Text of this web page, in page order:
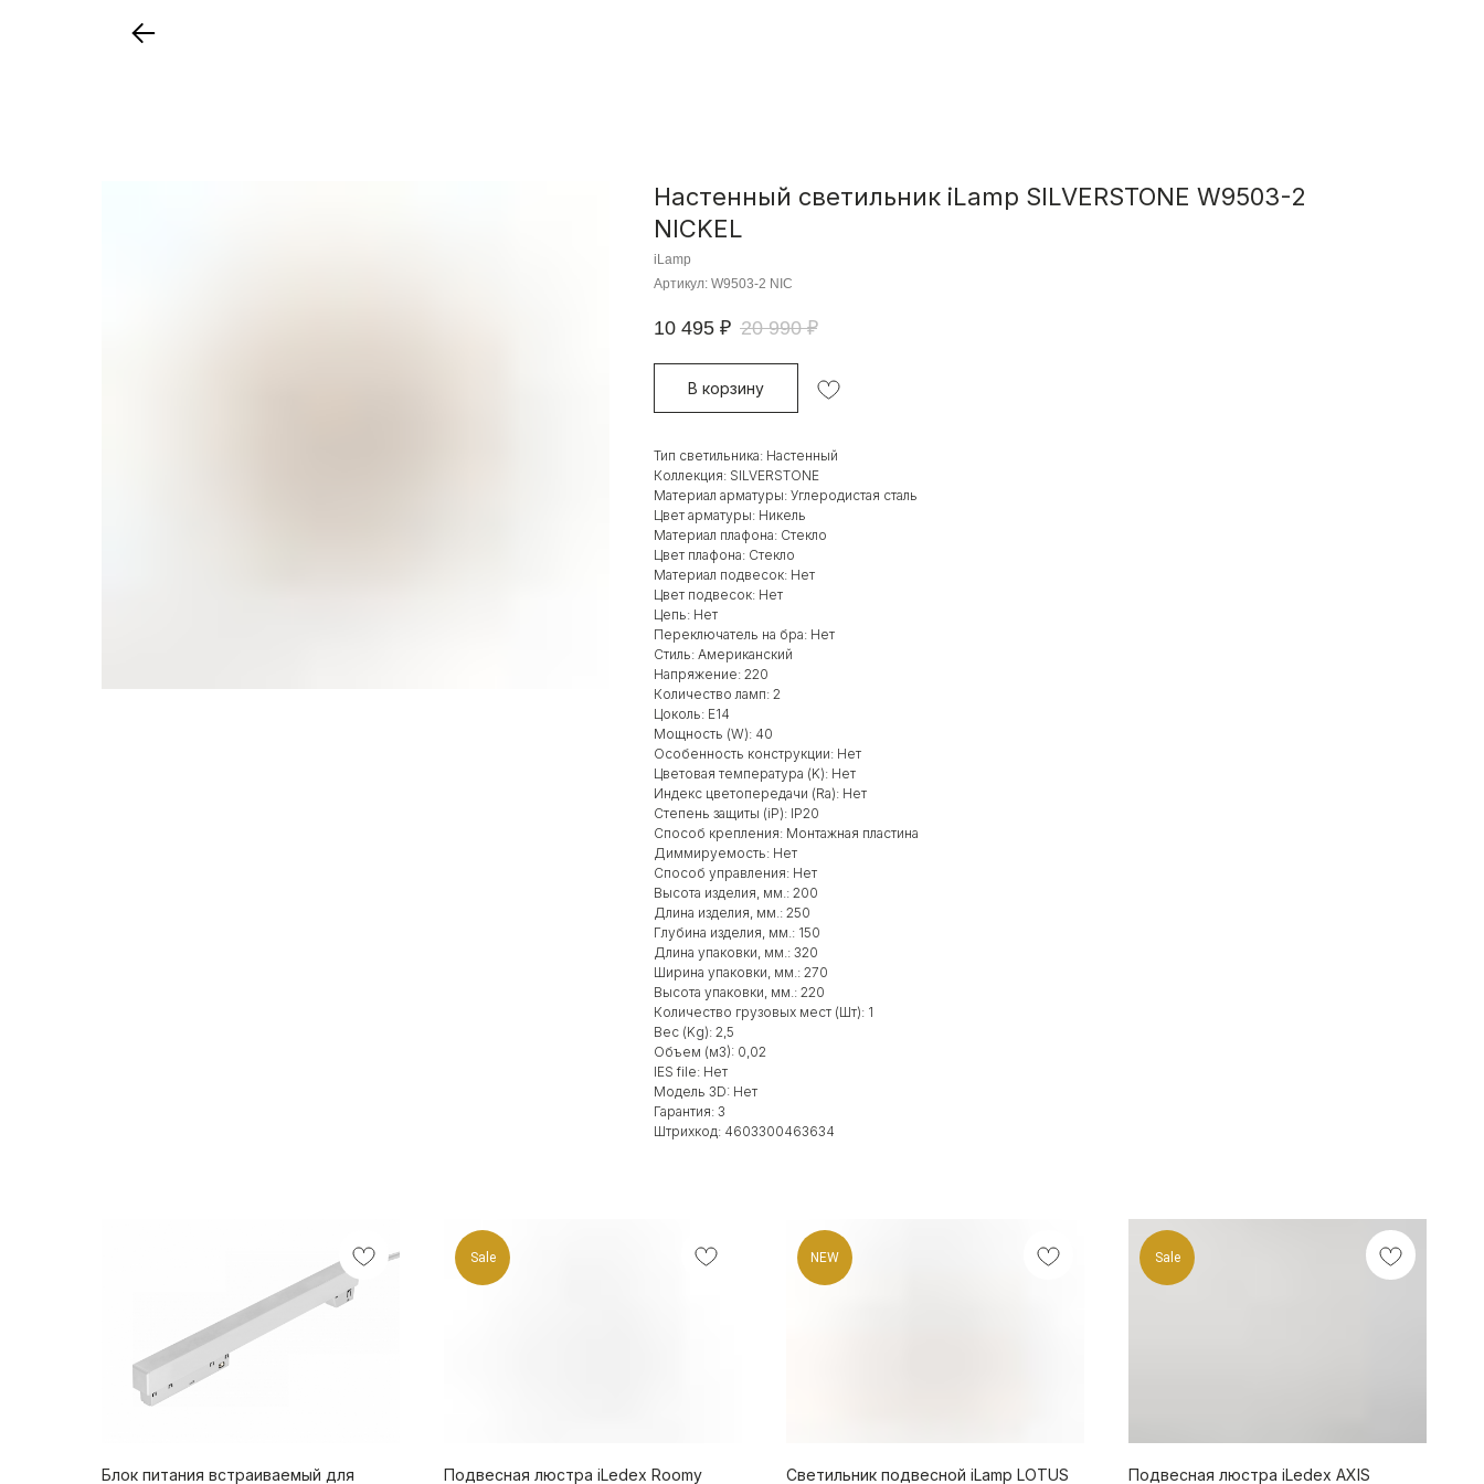
Настенный светильник iLamp SILVERSTONE W9503-2
NICKEL
iLamp
Артикул: W9503-2 NIC
10 495 ₽ 20 990 ₽
В корзину
Тип светильника: Настенный
Коллекция: SILVERSTONE
Материал арматуры: Углеродистая сталь
Цвет арматуры: Никель
Материал плафона: Стекло
Цвет плафона: Стекло
Материал подвесок: Нет
Цвет подвесок: Нет
Цепь: Нет
Переключатель на бра: Нет
Стиль: Американский
Напряжение: 220
Количество ламп: 2
Цоколь: Е14
Мощность (W): 40
Особенность конструкции: Нет
Цветовая температура (K): Нет
Индекс цветопередачи (Ra): Нет
Степень защиты (iP): IP20
Способ крепления: Монтажная пластина
Диммируемость: Нет
Способ управления: Нет
Высота изделия, мм.: 200
Длина изделия, мм.: 250
Глубина изделия, мм.: 150
Длина упаковки, мм.: 320
Ширина упаковки, мм.: 270
Высота упаковки, мм.: 220
Количество грузовых мест (Шт): 1
Вес (Kg): 2,5
Объем (м3): 0,02
IES file: Нет
Модель 3D: Нет
Гарантия: 3
Штрихкод: 4603300463634
Блок питания встраиваемый для
Sale
Подвесная люстра iLedex Roomy
NEW
Светильник подвесной iLamp LOTUS
Sale
Подвесная люстра iLedex AXIS